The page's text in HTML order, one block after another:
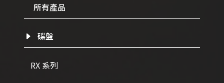
所有產品
碟盤
RX 系列